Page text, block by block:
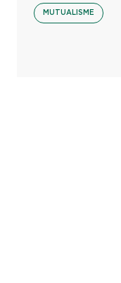
MUTUALISME